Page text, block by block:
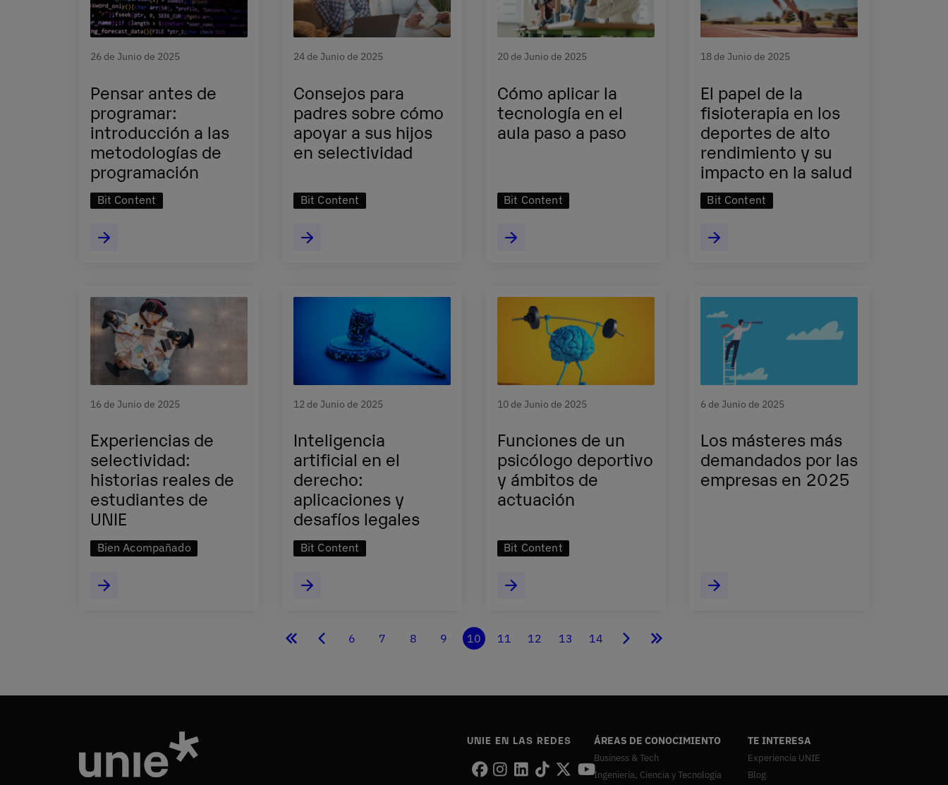
26 de Junio de 2025
Pensar antes de
programar:
introducción a las
metodologías de
programación
Bit Content
24 de Junio de 2025
Consejos para
padres sobre cómo
apoyar a sus hijos
en selectividad
Bit Content
20 de Junio de 2025
Cómo aplicar la
tecnología en el
aula paso a paso
Bit Content
18 de Junio de 2025
El papel de la
fisioterapia en los
deportes de alto
rendimiento y su
impacto en la salud
Bit Content
16 de Junio de 2025
Experiencias de
selectividad:
historias reales de
estudiantes de
UNIE
Bien Acompañado
12 de Junio de 2025
Inteligencia
artificial en el
derecho:
aplicaciones y
desafíos legales
Bit Content
10 de Junio de 2025
Funciones de un
psicólogo deportivo
y ámbitos de
actuación
Bit Content
6 de Junio de 2025
Los másteres más
demandados por las
empresas en 2025
PrimeraPáginaPágina
6 Página
7 Página
8 Página
9
Página
10 Página
11 Página
12 Página
13 Página
14
SiguienteÚltima
UNIE EN LAS REDES ÁREAS DE CONOCIMIENTO
Business & Tech
Ingeniería, Ciencia y Tecnología
TE INTERESA
Experiencia UNIE
Blog